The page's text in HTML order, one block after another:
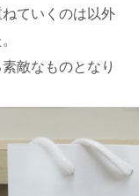
ていくのは以外
敵なものとなり